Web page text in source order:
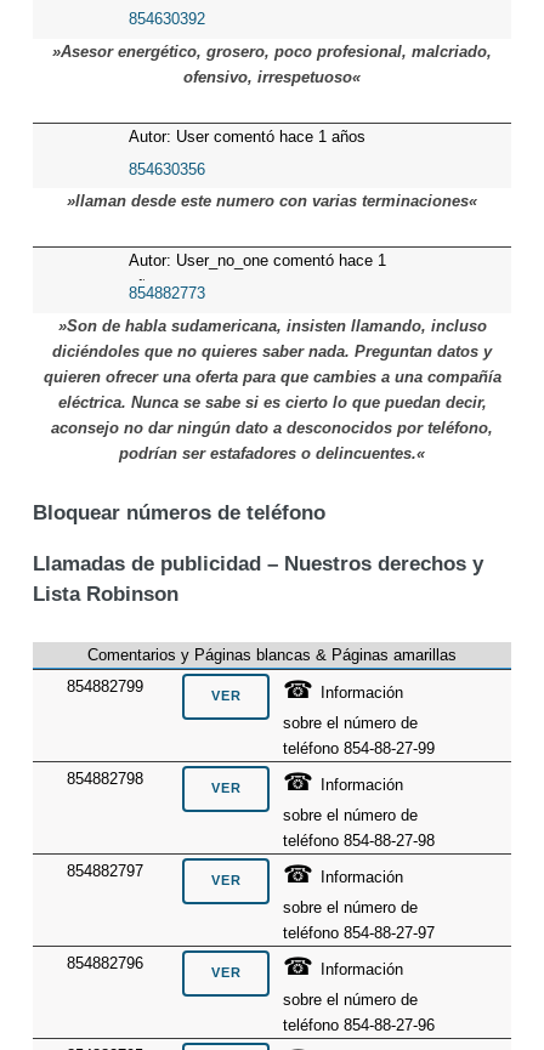
854630392
»Asesor energético, grosero, poco profesional, malcriado,
ofensivo, irrespetuoso«
Autor: User comentó hace 1 años
854630356
»llaman desde este numero con varias terminaciones«
Autor: User_no_one comentó hace 1
años
854882773
»Son de habla sudamericana, insisten llamando, incluso
diciéndoles que no quieres saber nada. Preguntan datos y
quieren ofrecer una oferta para que cambies a una compañía
eléctrica. Nunca se sabe si es cierto lo que puedan decir,
aconsejo no dar ningún dato a desconocidos por teléfono,
podrían ser estafadores o delincuentes.«
Bloquear números de teléfono
Llamadas de publicidad – Nuestros derechos y
Lista Robinson
Comentarios y Páginas blancas & Páginas amarillas
854882799
☎
Información
sobre el número de
teléfono 854-88-27-99
854882798
☎
Información
sobre el número de
teléfono 854-88-27-98
854882797
☎
Información
sobre el número de
teléfono 854-88-27-97
854882796
☎
Información
sobre el número de
teléfono 854-88-27-96